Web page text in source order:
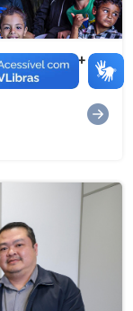
do Cuidar+ e
São João